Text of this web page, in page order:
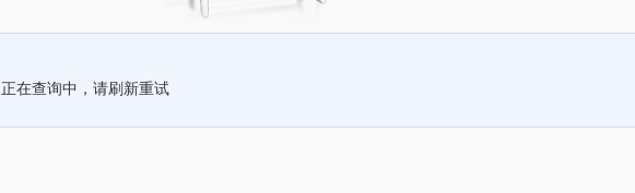
正在查询中，请刷新重试